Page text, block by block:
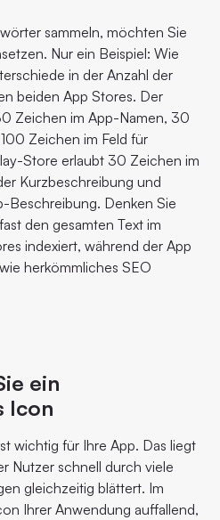
sammeln, möchten Sie
Nur ein Beispiel: Wie
in der Anzahl der
beiden App Stores. Der
Zeichen im App-Namen, 30
Zeichen im Feld für
Store erlaubt 30 Zeichen im
Kurzbeschreibung und
Denken Sie
den gesamten Text im
indexiert, während der App
herkömmliches SEO
ein
Icon
wichtig für Ihre App. Das liegt
Nutzer schnell durch viele
gleichzeitig blättert. Im
Ihrer Anwendung auffallend,